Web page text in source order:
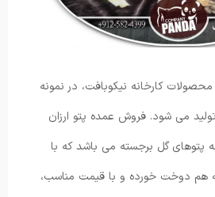
کارخانه نیکوبافت، در نمونه
می شود. فروش عمده پتو ارزان
پتوهای گل برجسته می باشد که با
هم دوخت خورده و با قیمت مناسب،